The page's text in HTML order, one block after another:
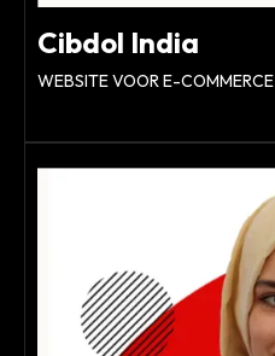
Cibdol India
WEBSITE VOOR E-COMMERCE